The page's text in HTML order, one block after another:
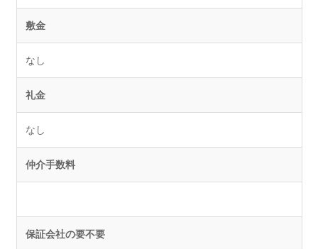
敷金
なし
礼金
なし
仲介手数料
保証会社の要不要